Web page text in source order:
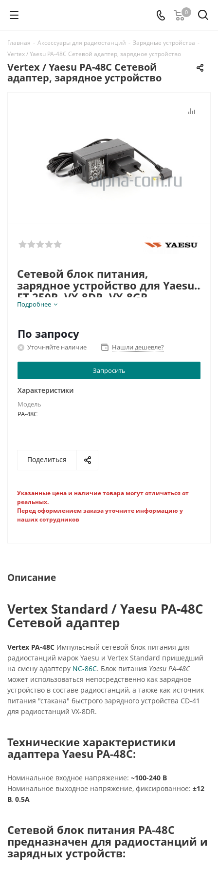
0
Главная - Аксессуары для радиостанций - Зарядные устройства -
Vertex / Yaesu PA-48C Сетевой адаптер, зарядное устройство
Vertex / Yaesu PA-48C Сетевой
адаптер, зарядное устройство
Сетевой блок питания,
зарядное устройство для Yaesu
FT-250R, VX-8DR, VX-8GR
Номинальное входное напряжение:
фиксированное:±12 В, 0.5А
Подробнее
По запросу
Уточняйте наличие Нашли дешевле?
Запросить
Характеристики
Модель
PA-48C
Поделиться
Указанные цена и наличие товара могут отличаться от
реальных.
Перед оформлением заказа уточните информацию у
наших сотрудников
Описание
Vertex Standard / Yaesu PA-48C
Сетевой адаптер
Vertex PA-48C Импульсный сетевой блок питания для
радиостанций марок Yaesu и Vertex Standard пришедший
на смену адаптеру NC-86C. Блок питания Yaesu PA-48C
может использоваться непосредственно как зарядное
устройство в составе радиостанций, а также как источник
питания "стакана" быстрого зарядного устройства CD-41
для радиостанций VX-8DR.
Технические характеристики
адаптера Yaesu PA-48C:
Номинальное входное напряжение: ~100-240 В
Номинальное выходное напряжение, фиксированное: ±12
В, 0.5А
Сетевой блок питания PA-48C
предназначен для радиостанций и
зарядных устройств: